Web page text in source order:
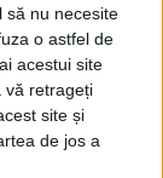
să nu necesite
o astfel de
acestui site
vă retrageți
site și
de jos a